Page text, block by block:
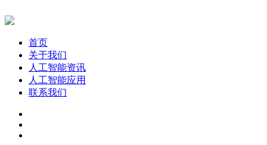
首页
关于我们
人工智能资讯
人工智能应用
联系我们